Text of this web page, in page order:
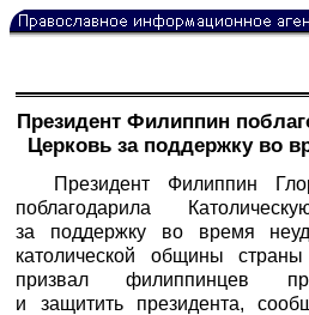
Президент Филиппин
Церковь за поддержку во
Президент Филиппин
поблагодарила
за поддержку во время
католической общины
призвал филиппинцев
и защитить президента,